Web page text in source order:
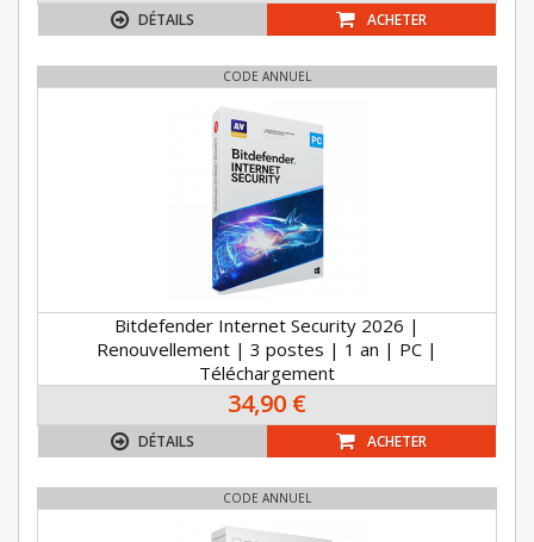
DÉTAILS ACHETER
CODE ANNUEL
Bitdefender Internet Security 2026 |
Renouvellement | 3 postes | 1 an | PC |
Téléchargement
34,90 €
DÉTAILS ACHETER
CODE ANNUEL